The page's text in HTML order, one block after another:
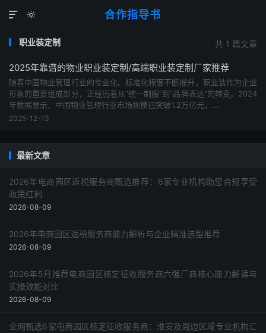
合作指导书


共 1 篇文章
职业装定制
2025年靠谱的物业职业装定制/高端职业装定制厂家推荐
随着中国物业管理行业的专业化、标准化程度不断提升，职业装作为企业
形象的重要组成部分，正经历着从”统一制服”到”品牌表达”的转变。2024
年数据显示，中国物业管理行业市场规模已突破1.2万亿元，...
2025-12-13
最新文章
2026年电商园区返税服务商甄选推荐：6家专业机构助您合规享受
政策红利
2026-08-09
2026年电商园区返税服务商能力解析与企业精准选型推荐
2026-08-09
2026年5月推荐电商园区核定征收服务商六强厂商核心能力解读与
实操效能对比
2026-08-09
全网甄选6家电商园区核定征收服务商：淮安及周边区域专业机构汇